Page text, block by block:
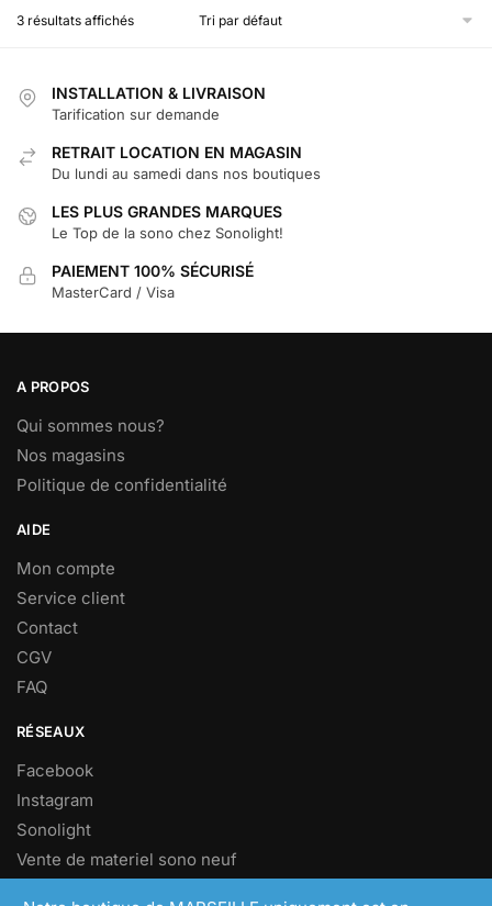
3 résultats affichés
INSTALLATION & LIVRAISON
Tarification sur demande
RETRAIT LOCATION EN MAGASIN
Du lundi au samedi dans nos boutiques
LES PLUS GRANDES MARQUES
Le Top de la sono chez Sonolight!
PAIEMENT 100% SÉCURISÉ
MasterCard / Visa
A PROPOS
Qui sommes nous?
Nos magasins
Politique de confidentialité
AIDE
Mon compte
Service client
Contact
CGV
FAQ
RÉSEAUX
Facebook
Instagram
Sonolight
Vente de materiel sono neuf